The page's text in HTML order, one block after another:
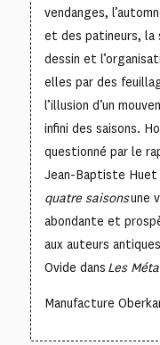
vendanges,
et des patineurs, la
dessin et
elles par des
l’illusion d’un
infini des saisons.
questionné par le
Jean-Baptiste Huet
quatre saisonsune
abondante et
aux auteurs
Ovide dans Les
Manufacture